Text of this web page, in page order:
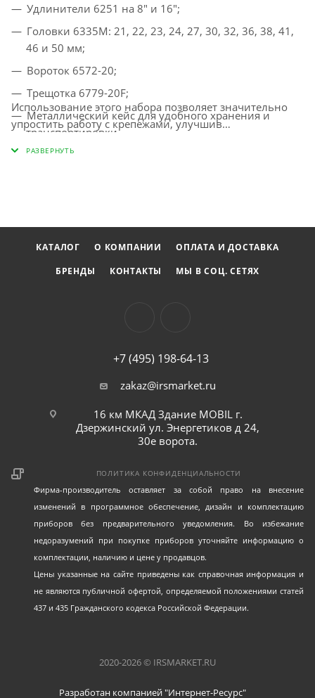
Удлинители 6251 на 8" и 16";
Головки 6335M: 21, 22, 23, 24, 27, 30, 32, 36, 38, 41,
46 и 50 мм;
Вороток 6572-20;
Трещотка 6779-20F;
Металлический кейс для удобного хранения и
транспортировки.
Использование этого набора позволяет значительно
упростить работу с крепежами, улучшив
удобство и качество инструмента KING TONY и
КАТАЛОГ О КОМПАНИИ
ОПЛАТА И ДОСТАВКА
БРЕНДЫ
КОНТАКТЫ МЫ В СОЦ. СЕТЯХ
+7 (495) 198-64-13
zakaz@irsmarket.ru
16 км МКАД Здание MOBIL г.
Дзержинский ул. Энергетиков д 24,
30е ворота.
ПОЛИТИКА КОНФИДЕНЦИАЛЬНОСТИ
Фирма-производитель оставляет за собой право на внесение
изменений в программное обеспечение, дизайн и комплектацию
приборов без предварительного уведомления. Во избежание
недоразумений при покупке приборов уточняйте информацию о
комплектации, наличию и цене у продавцов.
Цены указанные на сайте приведены как справочная информация и
не являются публичной офертой, определяемой положениями статей
437 и 435 Гражданского кодекса Российской Федерации.
2020-2026 © IRSMARKET.RU
Разработан компанией "Интернет-Ресурс"